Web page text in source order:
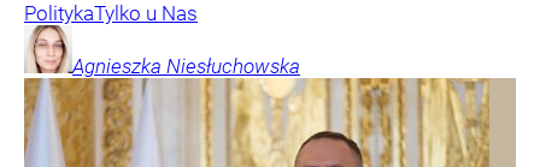
PolitykaTylko u Nas
Agnieszka Niesłuchowska